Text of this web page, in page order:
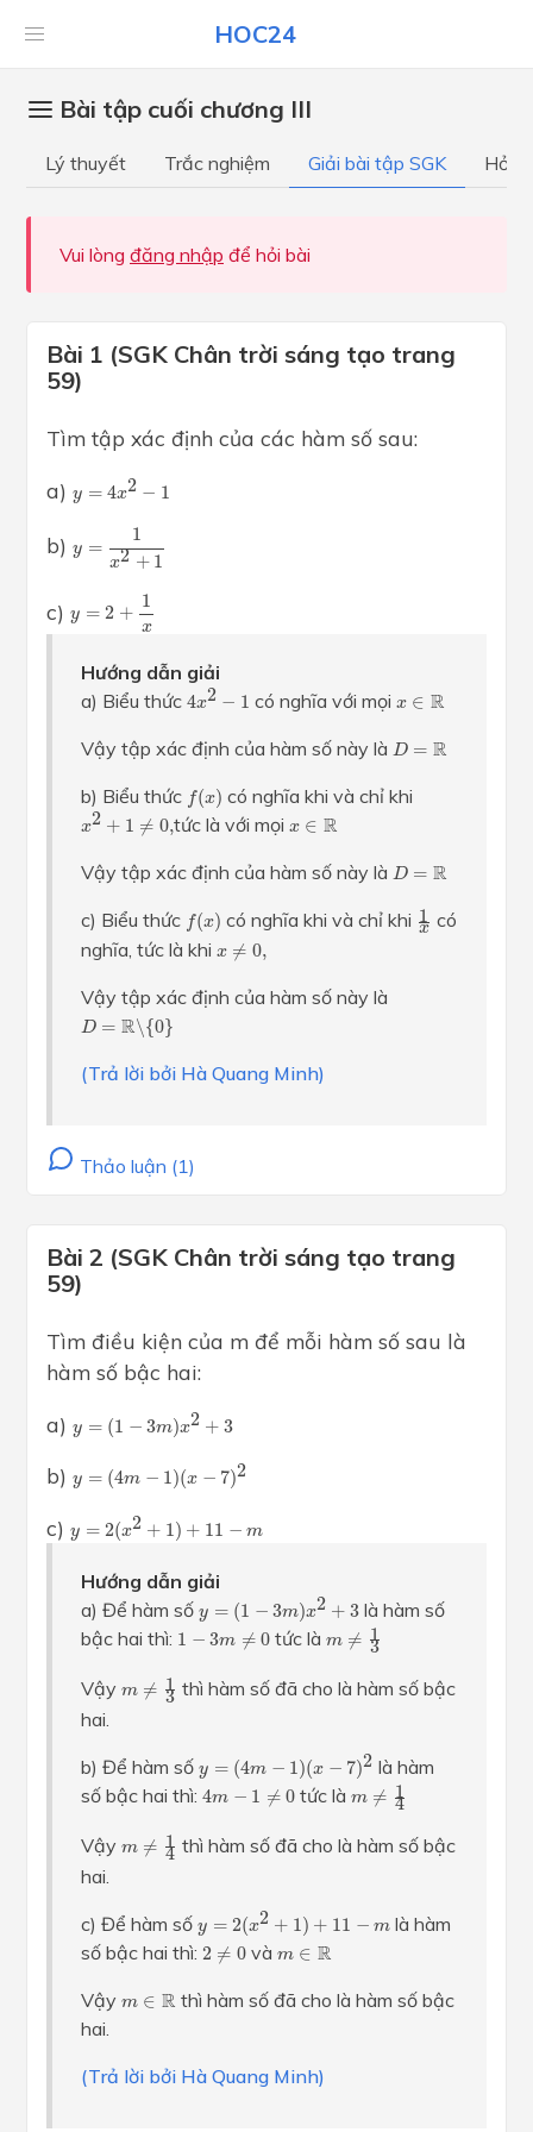
HOC24
Bài tập cuối chương III
Lý thuyết Trắc nghiệm Giải bài tập SGK Hỏi
Vui lòng đăng nhập để hỏi bài
Bài 1 (SGK Chân trời sáng tạo trang
59)
Tìm tập xác định của các hàm số sau:
a) y = 4x2 − 1
2−
b) y =
1
x2 + 1
+
c) y = 2 +
1
x
Hướng dẫn giải
a) Biểu thức 4x2 − 1
4x2
có nghĩa với mọi x ∈ R
x ∈ R
Vậy tập xác định của hàm số này là D = R
D=
b) Biểu thức f(x)
f(x có nghĩa khi và chỉ khi
x2 + 1 ≠ 0,
x2+1≠ 0,
tức là với mọi x ∈ R
x ∈ R
Vậy tập xác định của hàm số này là D = R
D=
c) Biểu thức f(x)
f(x có nghĩa khi và chỉ khi 1
x
1 có
nghĩa, tức là khi x ≠ 0,
0 ,
Vậy tập xác định của hàm số này là
D = R∖{0}
D= ∖{ 0}
(Trả lời bởi Hà Quang Minh)
Thảo luận (1)
Bài 2 (SGK Chân trời sáng tạo trang
59)
Tìm điều kiện của m để mỗi hàm số sau là
hàm số bậc hai:
a) y = (1 − 3m)x2 + 3
+3
b) y = (4m − 1)(x − 7)2
4 x −
c) y = 2(x2 + 1) + 11 − m
+
Hướng dẫn giải
a) Để hàm số y = (1 − 3m)x2 + 3
y= +3
là hàm số
bậc hai thì: 1 − 3m ≠ 0
1 3m 0 tức là m ≠ 1
3
1 3
Vậy m ≠ 1
3
1 3 thì hàm số đã cho là hàm số bậc
hai.
b) Để hàm số y = (4m − 1)(x − 7)2 là hàm
số bậc hai thì: 4m − 1 ≠ 0
4 1≠ 0 tức là m ≠ 1
4
m 1 4
Vậy m ≠ 1
4
1 4 thì hàm số đã cho là hàm số bậc
hai.
c) Để hàm số y = 2(x2 + 1) + 11 − m
+
là hàm
số bậc hai thì: 2 ≠ 0
2 0 và m ∈ R
m ∈R
Vậy m ∈ R
m ∈ R thì hàm số đã cho là hàm số bậc
hai.
(Trả lời bởi Hà Quang Minh)